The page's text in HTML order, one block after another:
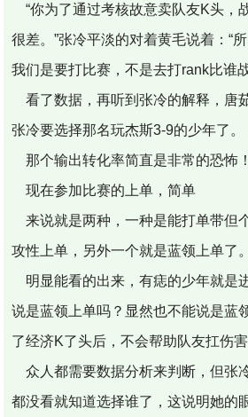
“你为了通过考核故意卖队友K头，
很差。”张冷平淡的对着黄毛说着：“
我们是要打比赛，不是去打rank比谁
看了数据，再听到张冷的解释，唐
张冷要选择那名玩杰斯3-9的少年了。
那个输出转化率简直是非常的恐怖！
现在参加比赛的上单，简单
来说就是两种，一种是能打单带但
攻性上单，另外一个就是蓝领上单了。
明显能看的出来，有痣的少年就是
说是蓝领上单吗？显然也不能说是蓝
了经济K了头后，不会帮助队友扛伤害
众人都需要数据分析来判断，但张
都没看就知道选择谁了，这说明她的